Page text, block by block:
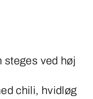
steges ved høj
chili, hvidløg